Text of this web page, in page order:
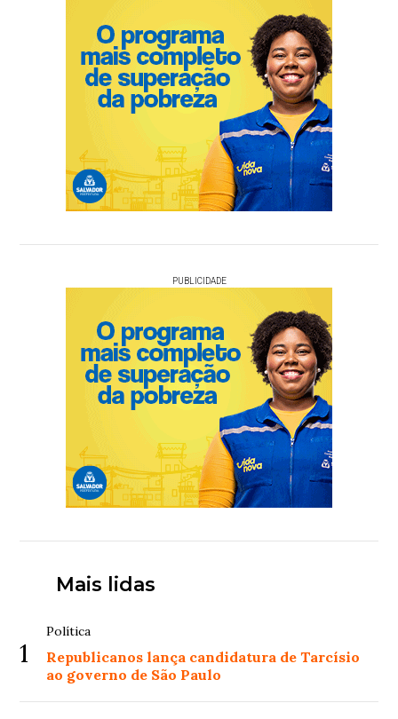
PUBLICIDADE
Mais lidas
1
Política
Republicanos lança candidatura de Tarcísio
ao governo de São Paulo